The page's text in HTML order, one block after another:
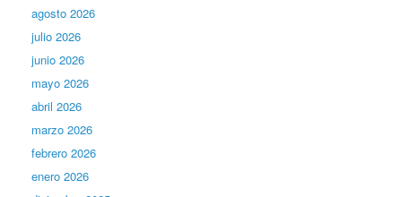
agosto 2026
julio 2026
junio 2026
mayo 2026
abril 2026
marzo 2026
febrero 2026
enero 2026